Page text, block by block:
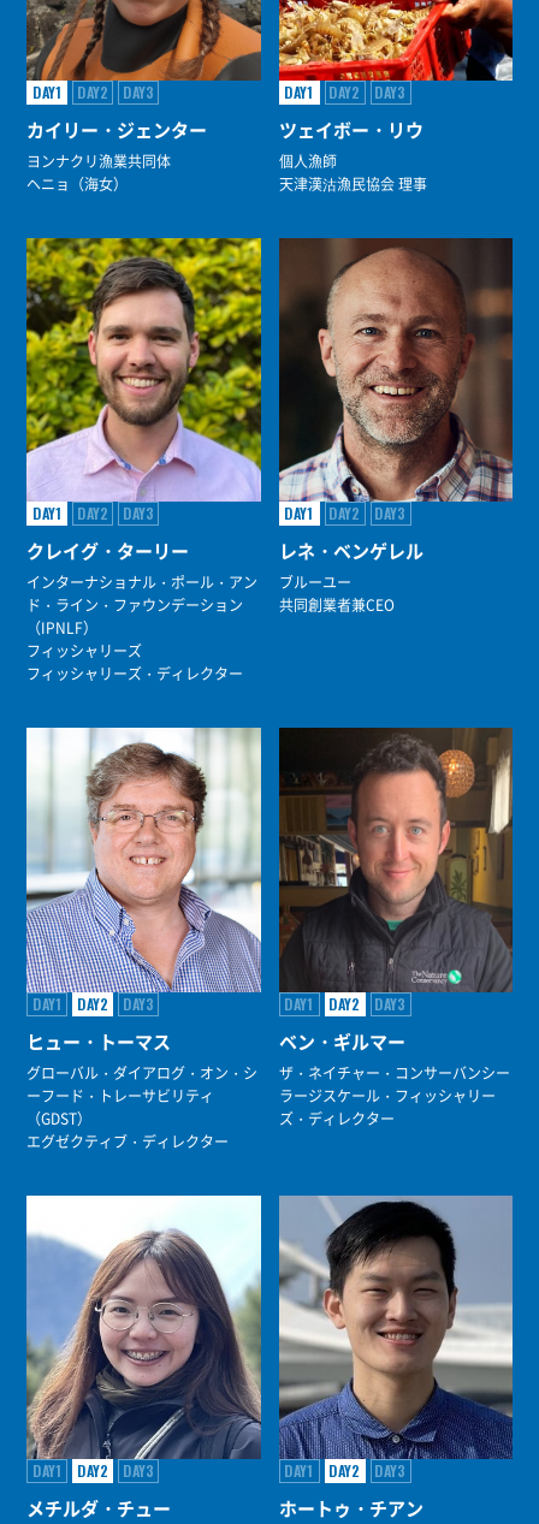
DAY1 DAY2 DAY3
カイリー・ジェンター
ヨンナクリ漁業共同体
ヘニョ（海女）
DAY1 DAY2 DAY3
ツェイボー・リウ
個人漁師
天津漢沽漁民協会 理事
DAY1 DAY2 DAY3
クレイグ・ターリー
インターナショナル・ポール・アン
ド・ライン・ファウンデーション
（IPNLF）
フィッシャリーズ
フィッシャリーズ・ディレクター
DAY1 DAY2 DAY3
レネ・ベンゲレル
ブルーユー
共同創業者兼CEO
DAY1 DAY2 DAY3
ヒュー・トーマス
グローバル・ダイアログ・オン・シ
ーフード・トレーサビリティ
（GDST）
エグゼクティブ・ディレクター
DAY1 DAY2 DAY3
ベン・ギルマー
ザ・ネイチャー・コンサーバンシー
ラージスケール・フィッシャリー
ズ・ディレクター
DAY1 DAY2 DAY3
メチルダ・チュー
DAY1 DAY2 DAY3
ホートゥ・チアン